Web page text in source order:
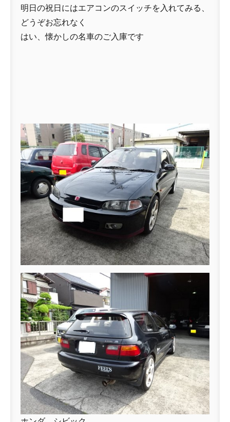
明日の祝日にはエアコンのスイッチを入れてみる、
どうぞお忘れなく
はい、懐かしの名車のご入庫です